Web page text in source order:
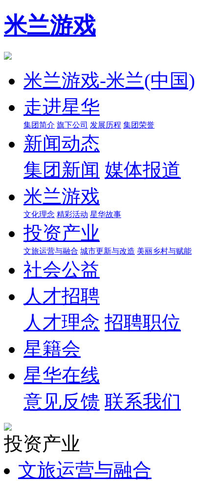
米兰游戏
米兰游戏-米兰(中国)
走进星华
集团简介 旗下公司 发展历程 集团荣誉
新闻动态
集团新闻 媒体报道
米兰游戏
文化理念 精彩活动 星华故事
投资产业
文旅运营与融合 城市更新与改造 美丽乡村与赋能
社会公益
人才招聘
人才理念 招聘职位
星籍会
星华在线
意见反馈 联系我们
投资产业
文旅运营与融合